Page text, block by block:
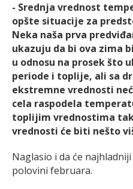
- Srednja vrednost
opšte situacije za
Neka naša prva
ukazuju da bi ova zima
u odnosu na prosek što
periode i toplije, ali sa
ekstremne vrednosti
cela raspodela
toplijim vrednostima
vrednosti će biti nešto
Naglasio i da će
polovini februara.